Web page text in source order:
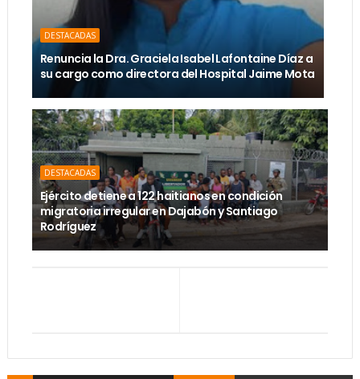
DESTACADAS
Renuncia la Dra. Graciela Isabel Lafontaine Díaz a
su cargo como directora del Hospital Jaime Mota
DESTACADAS
Ejército detiene a 122 haitianos en condición
migratoria irregular en Dajabón y Santiago
Rodríguez